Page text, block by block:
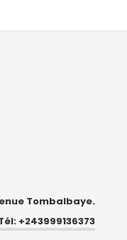
Tombalbaye.
+243999136373